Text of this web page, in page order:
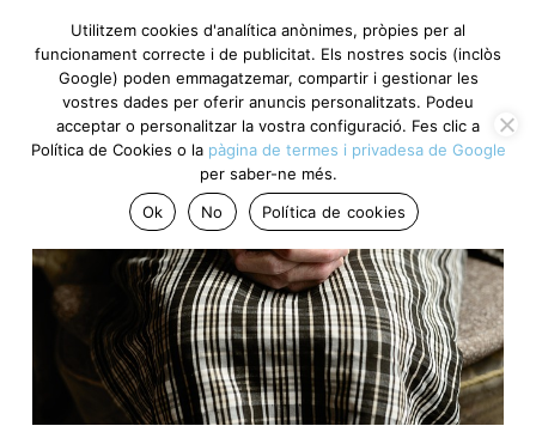
Utilitzem cookies d'analítica anònimes, pròpies per al
funcionament correcte i de publicitat. Els nostres socis (inclòs
Google) poden emmagatzemar, compartir i gestionar les
vostres dades per oferir anuncis personalitzats. Podeu
acceptar o personalitzar la vostra configuració. Fes clic a
Política de Cookies o la pàgina de termes i privadesa de Google
per saber-ne més.
Ok
No Política de cookies